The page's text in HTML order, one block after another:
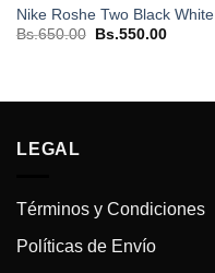
Nike Roshe Two Black White
Bs.650.00
El
Bs.550.00El
LEGAL
Términos y Condiciones
Políticas de Envío